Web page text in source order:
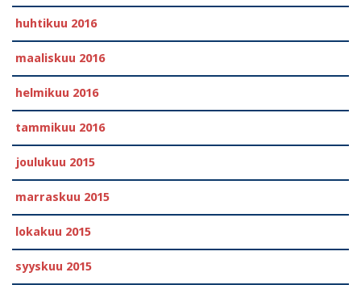
huhtikuu 2016
maaliskuu 2016
helmikuu 2016
tammikuu 2016
joulukuu 2015
marraskuu 2015
lokakuu 2015
syyskuu 2015